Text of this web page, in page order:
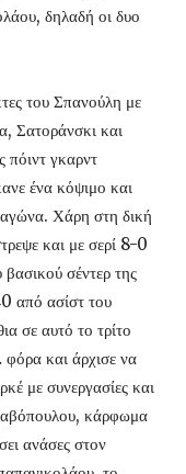
δηλαδή οι δυο
του Σπανούλη με
Σατοράνσκι και
γκαρντ
ένα κόψιμο και
Χάρη στη δική
και με σερί 8-0
σέντερ της
από ασίστ του
σε αυτό το τρίτο
φόρα και άρχισε να
με συνεργασίες και
κάρφωμα
ανάσες στον